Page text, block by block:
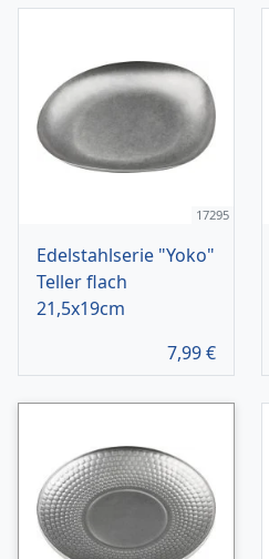
17295
Edelstahlserie "Yoko"
Teller flach
21,5x19cm
7,99€